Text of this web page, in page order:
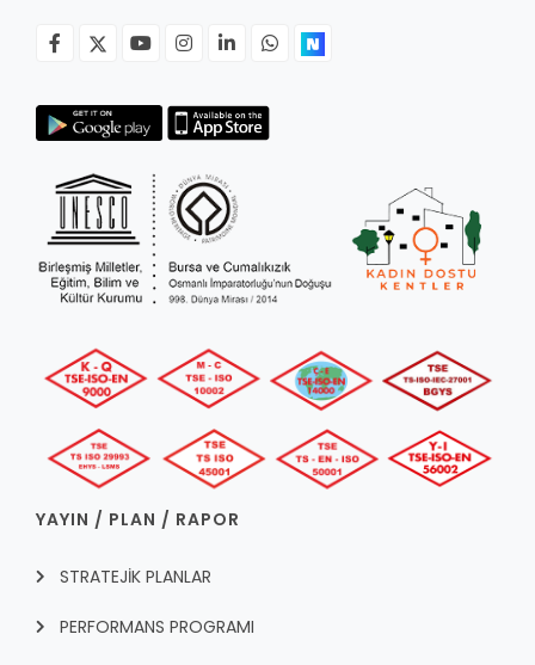
YAYIN / PLAN / RAPOR
STRATEJİK PLANLAR
PERFORMANS PROGRAMI